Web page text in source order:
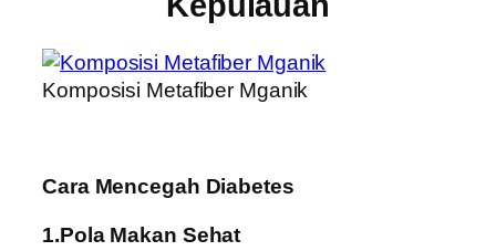
Komposisi Metafiber Mganik
Cara Mencegah Diabetes
1.Pola Makan Sehat